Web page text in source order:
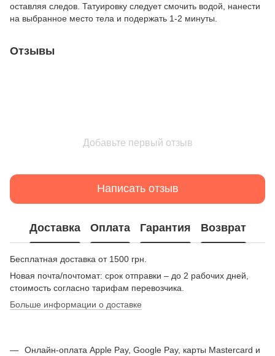
оставляя следов. Татуировку следует смочить водой, нанести
на выбранное место тела и подержать 1-2 минуты.
Отзывы
Добавьте первый отзыв
Написать отзыв
Доставка Оплата Гарантия Возврат
Бесплатная доставка от 1500 грн.
Новая почта/почтомат: срок отправки – до 2 рабочих дней,
стоимость согласно тарифам перевозчика.
Больше информации о доставке
Онлайн-оплата Apple Pay, Google Pay, карты Mastercard и